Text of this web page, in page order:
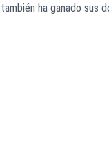
ha ganado sus